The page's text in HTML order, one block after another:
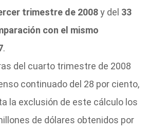
trimestre de 2008y del 33
con el mismo
.
del cuarto trimestre de 2008
continuado del 28 por ciento,
la exclusión de este cálculo los
de dólares obtenidos por